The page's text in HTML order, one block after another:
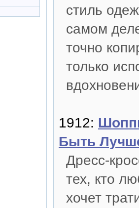
стиль
самом
точно
только
1912:
Быть
Дресс-
тех, кто
хочет